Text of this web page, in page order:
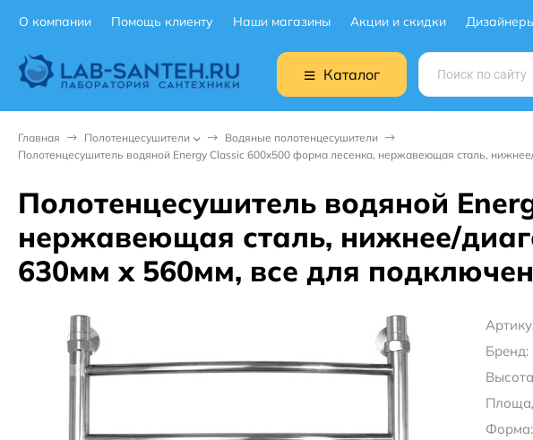
О компании Помощь клиенту Наши магазины Акции и скидки
Каталог
Главная Полотенцесушители
Водяные полотенцесушители
Полотенцесушитель водяной Energy Classic 600x500 форма лесенка, нержавеющая сталь,
Полотенцесушитель водяной
нержавеющая сталь, нижнее/
630мм х 560мм, все для
Бренд:
Форма: